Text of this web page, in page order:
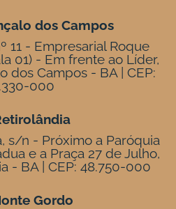
dos Campos
11 - Empresarial Roque
01) - Em frente ao Líder,
dos Campos - BA | CEP:
000
s/n - Próximo a Paróquia
e a Praça 27 de Julho,
- BA | CEP: 48.750-000
Gordo